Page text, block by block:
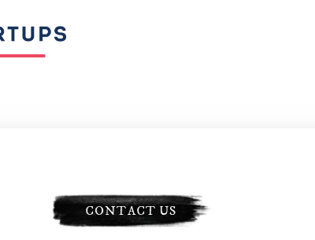
CONTACT US